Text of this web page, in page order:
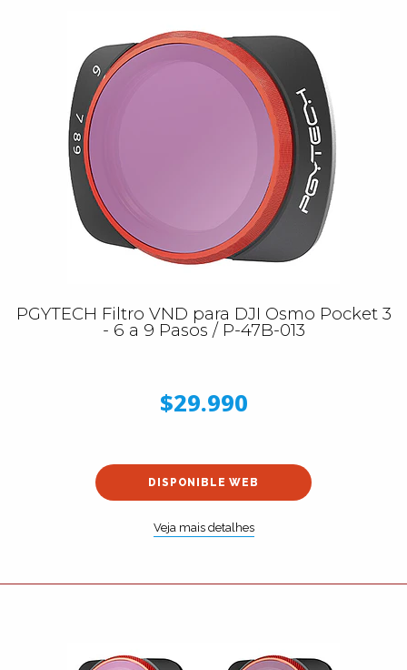
PGYTECH Filtro VND para DJI Osmo Pocket 3
- 6 a 9 Pasos / P-47B-013
$29.990
DISPONIBLE WEB
Veja mais detalhes